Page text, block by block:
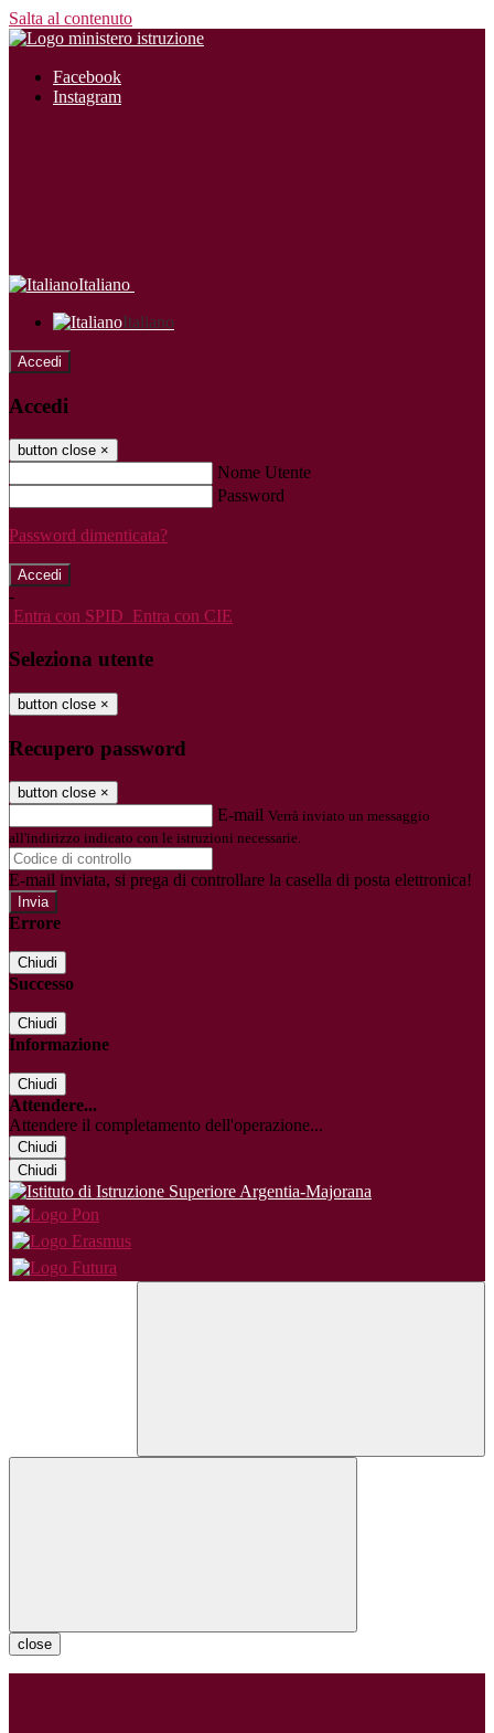
Salta al contenuto
Facebook
Instagram
Italiano
Italiano
Accedi
Accedi
button close ×
Nome Utente
Password
Password dimenticata?
-
Entra con SPID Entra con CIE
Seleziona utente
button close ×
Recupero password
button close ×
E-mail Verrà inviato un messaggio
all'indirizzo indicato con le istruzioni necessarie.
E-mail inviata, si prega di controllare la casella di posta elettronica!
Errore
Chiudi
Successo
Chiudi
Informazione
Chiudi
Attendere...
Attendere il completamento dell'operazione...
Chiudi
Chiudi
close